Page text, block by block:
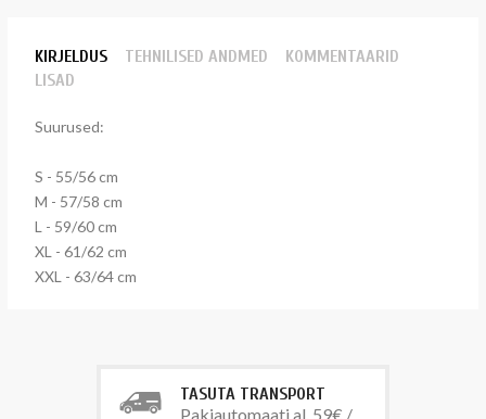
KIRJELDUS TEHNILISED ANDMED
KOMMENTAARID
LISAD
Suurused:
S - 55/56 cm
M - 57/58 cm
L - 59/60 cm
XL - 61/62 cm
XXL - 63/64 cm
TASUTA TRANSPORT
Pakiautomaati al. 59€ /